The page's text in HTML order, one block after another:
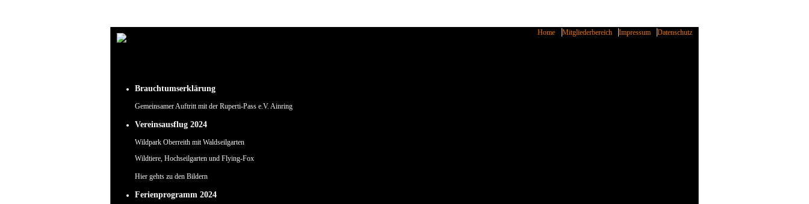
Home
Mitgliederbereich Impressum Datenschutz
Brauchtumserklärung
Gemeinsamer Auftritt mit der Ruperti-Pass e.V. Ainring
Vereinsausflug 2024
Wildpark Oberreith mit Waldseilgarten
Wildtiere, Hochseilgarten und Flying-Fox
Hier gehts zu den Bildern
Ferienprogramm 2024